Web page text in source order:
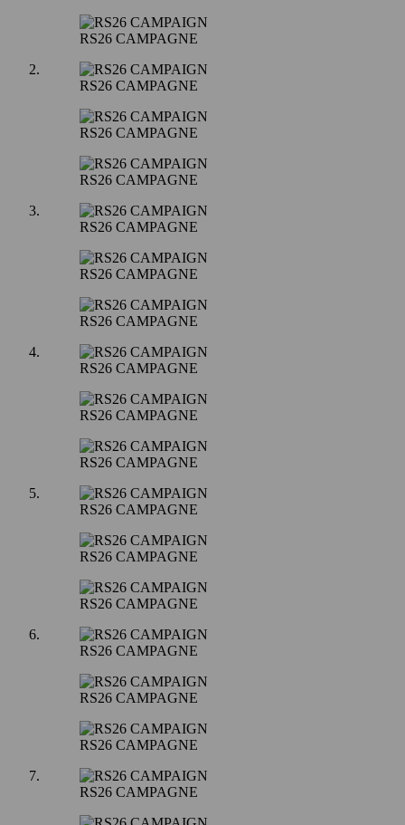
RS26 CAMPAGNE
RS26 CAMPAGNE
RS26 CAMPAGNE
RS26 CAMPAGNE
RS26 CAMPAGNE
RS26 CAMPAGNE
RS26 CAMPAGNE
RS26 CAMPAGNE
RS26 CAMPAGNE
RS26 CAMPAGNE
RS26 CAMPAGNE
RS26 CAMPAGNE
RS26 CAMPAGNE
RS26 CAMPAGNE
RS26 CAMPAGNE
RS26 CAMPAGNE
RS26 CAMPAGNE